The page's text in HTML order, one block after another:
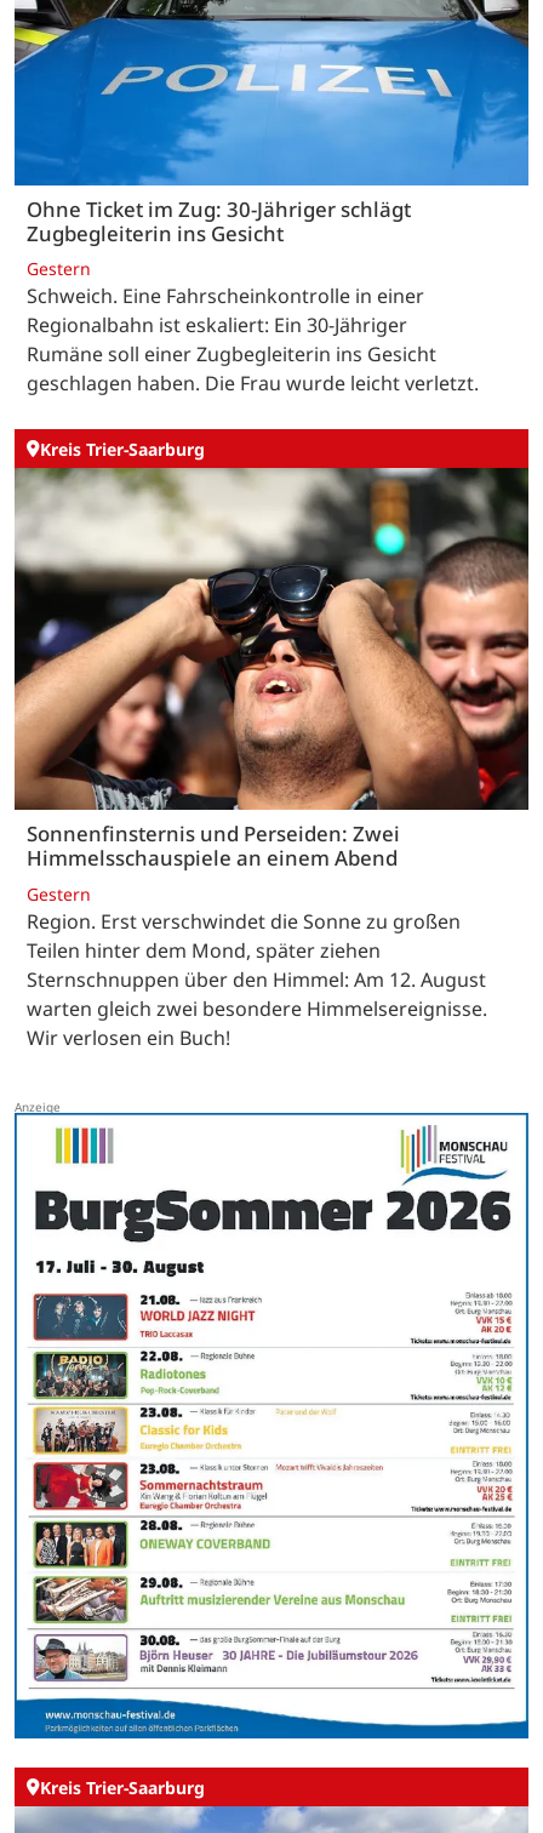
Ohne Ticket im Zug: 30-Jähriger schlägt
Zugbegleiterin ins Gesicht
Gestern
Schweich. Eine Fahrscheinkontrolle in einer
Regionalbahn ist eskaliert: Ein 30-Jähriger
Rumäne soll einer Zugbegleiterin ins Gesicht
geschlagen haben. Die Frau wurde leicht verletzt.
Kreis Trier-Saarburg
Sonnenfinsternis und Perseiden: Zwei
Himmelsschauspiele an einem Abend
Gestern
Region. Erst verschwindet die Sonne zu großen
Teilen hinter dem Mond, später ziehen
Sternschnuppen über den Himmel: Am 12. August
warten gleich zwei besondere Himmelsereignisse.
Wir verlosen ein Buch!
Kreis Trier-Saarburg